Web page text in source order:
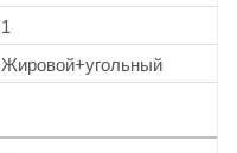
1
Жировой+угольный